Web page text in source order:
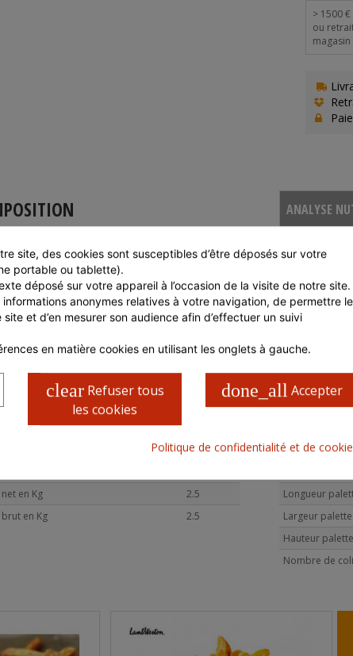
> 1500 €
ou
magasin
majeur (Directive 2003/89/CE)
sans OGM
sans ionisation
est donnée à titre commerciale et seule la
qui figure sur l'étiquette du produit fait foi.
des informations présentes sur
du produit, à la livraison et/ou avant toute
notamment si vous présentez des risques
ANALYSE
Dont acides
Glucides
Dont sucres
Protéines
Sel
Fibres
en Kg
2.5
en Kg
2.5
Longueur
Largeur
Hauteur
Nombre de
site, des cookies sont susceptibles d’être déposés sur votre
portable ou tablette).
déposé sur votre appareil à l’occasion de la visite de notre site.
anonymes relatives à votre navigation, de permettre le
et d’en mesurer son audience afin d’effectuer un suivi
en matière cookies en utilisant les onglets à gauche.
done_all Accepter
clear Refuser tous
les cookies
Politique de confidentialité et de